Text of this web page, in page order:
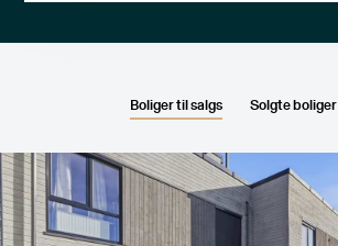
Boliger til salgs Solgte boliger